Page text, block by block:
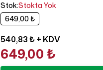
Stok:Stokta Yok
649,00 ₺
540,83 ₺+ KDV
649,00 ₺